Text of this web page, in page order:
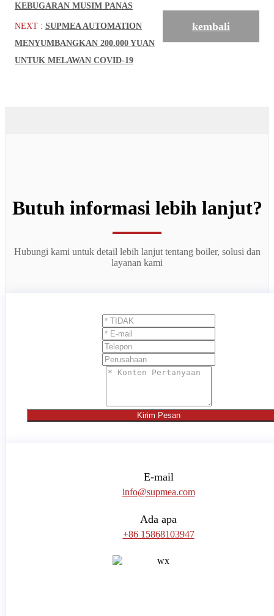
KEBUGARAN MUSIM PANAS
NEXT : SUPMEA AUTOMATION
MENYUMBANGKAN 200.000 YUAN
UNTUK MELAWAN COVID-19
kembali
Butuh informasi lebih lanjut?
Hubungi kami untuk detail lebih lanjut tentang boiler, solusi dan
layanan kami
Kirim Pesan
E-mail
info@supmea.com
Ada apa
+86 15868103947